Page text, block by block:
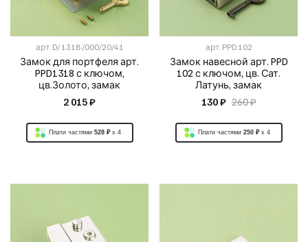
арт. D/ 1318 /000/20/41
Замок для портфеля арт.
PPD1318 с ключом,
цв.Золото, замак
2 015 ₽
Плати частями 528 ₽ x 4
арт. PPD 102
Замок навесной арт. PPD
102 с ключом, цв. Сат.
Латунь, замак
130 ₽ 260 ₽
Плати частями 250 ₽ x 4